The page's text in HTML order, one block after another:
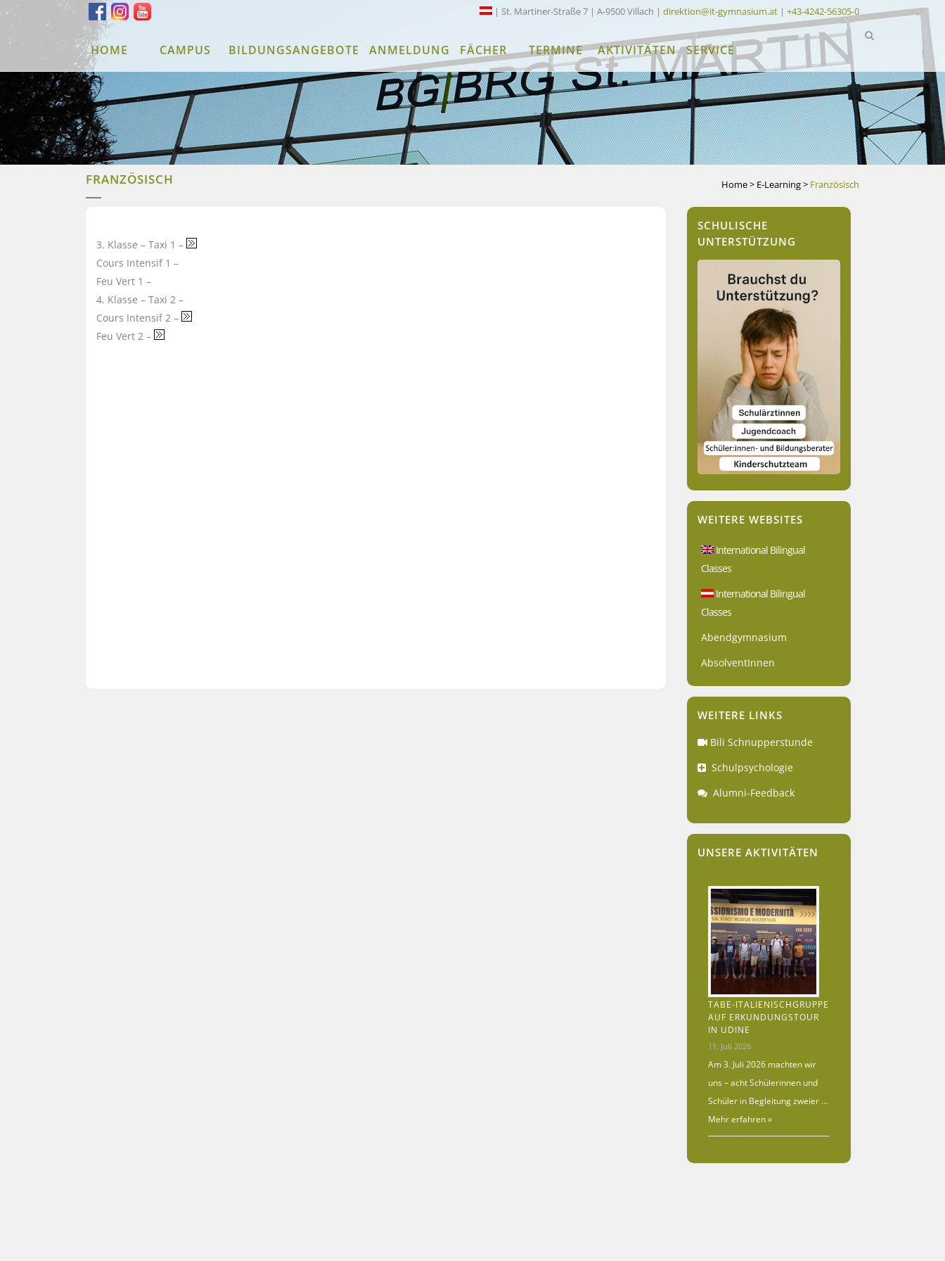
| St. Martiner-Straße 7 | A-9500 Villach | direktion@it-gymnasium.at | +43-4242-56305-0
HOME CAMPUS BILDUNGSANGEBOTE ANMELDUNG FÄCHER TERMINE AKTIVITÄTEN SERVICE
FRANZÖSISCH Home> E-Learning> Französisch
3. Klasse – Taxi 1 –
Cours Intensif 1 –
Feu Vert 1 –
4. Klasse – Taxi 2 –
Cours Intensif 2 –
Feu Vert 2 –
SCHULISCHE
UNTERSTÜTZUNG
WEITERE WEBSITES
International Bilingual
Classes
International Bilingual
Classes
Abendgymnasium
AbsolventInnen
WEITERE LINKS
Bili Schnupperstunde
Schulpsychologie
Alumni-Feedback
UNSERE AKTIVITÄTEN
TABE-ITALIENISCHGRUPPE
AUF ERKUNDUNGSTOUR
IN UDINE
11. Juli 2026
Am 3. Juli 2026 machten wir
uns – acht Schülerinnen und
Schüler in Begleitung zweier …
Mehr erfahren »